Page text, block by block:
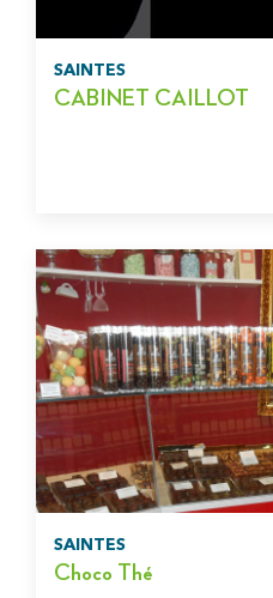
SAINTES
CABINET CAILLOT
SAINTES
Choco Thé